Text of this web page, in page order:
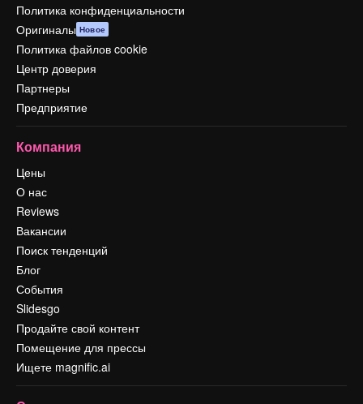
Политика конфиденциальности
Оригиналы Новое
Политика файлов cookie
Центр доверия
Партнеры
Предприятие
Компания
Цены
О нас
Reviews
Вакансии
Поиск тенденций
Блог
События
Slidesgo
Продайте свой контент
Помещение для прессы
Ищете magnific.ai